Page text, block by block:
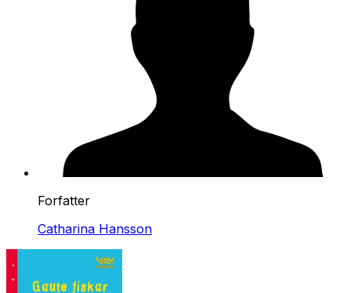
Forfatter
Catharina Hansson